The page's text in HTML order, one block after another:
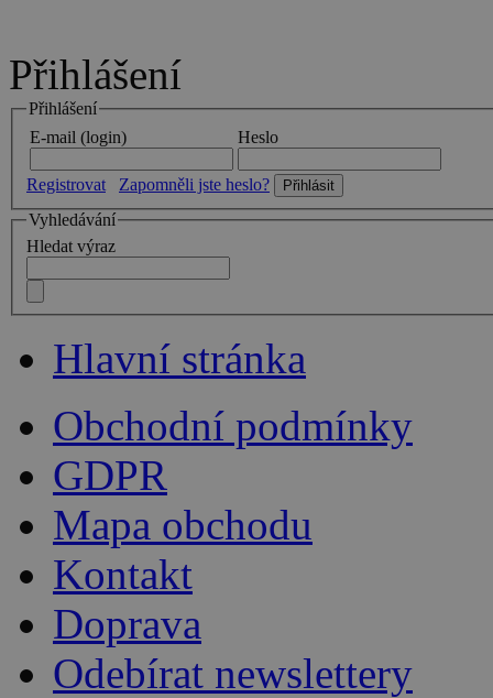
Přihlášení
Přihlášení
E-mail (login)
Heslo
Registrovat
Zapomněli jste heslo?
Vyhledávání
Hledat výraz
Hlavní stránka
Obchodní podmínky
GDPR
Mapa obchodu
Kontakt
Doprava
Odebírat newslettery